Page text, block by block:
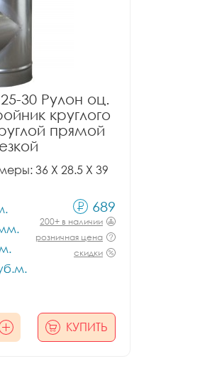
30 Рулон оц.
круглого
прямой
36 X 28.5 X 39
689
200+ в наличии
розничная цена
скидки
КУПИТЬ